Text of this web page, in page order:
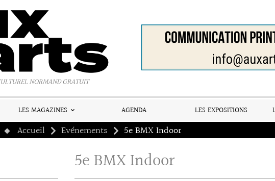
NORMAND GRATUIT
LES MAGAZINES AGENDA LES EXPOSITIONS
Accueil Evénements 5e BMX Indoor
5e BMX Indoor